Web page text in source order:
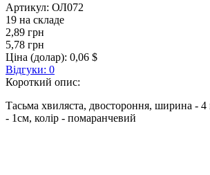
Артикул: ОЛ072
19 на складе
2,89 грн
5,78 грн
Ціна (долар): 0,06 $
Відгуки: 0
Короткий опис:
Тасьма хвиляста, двостороння, ширина -
- 1см, колір - помаранчевий